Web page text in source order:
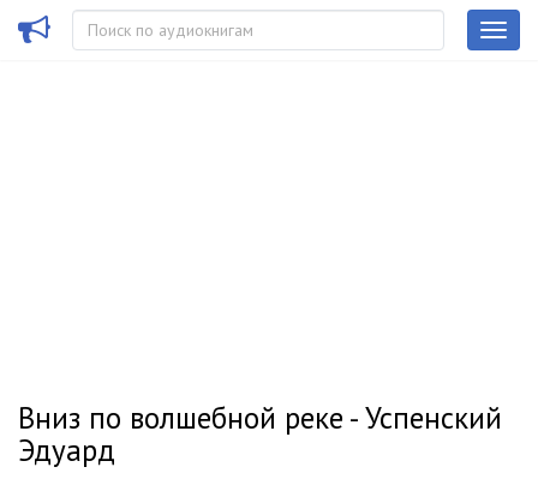
Вниз по волшебной реке - Успенский
Эдуард